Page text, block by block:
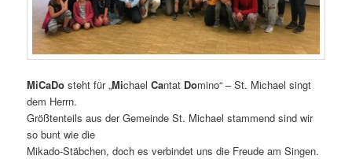
MiCaDo steht für „MichaelCantat Domino“ – St. Michael singt
dem Herrn.
Größtenteils aus der Gemeinde St. Michael stammend sind wir
so bunt wie die
Mikado-Stäbchen, doch es verbindet uns die Freude am Singen.